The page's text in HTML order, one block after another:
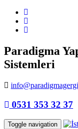
Paradigma
Sistemleri
0531 353 32 37
Toggle navigation